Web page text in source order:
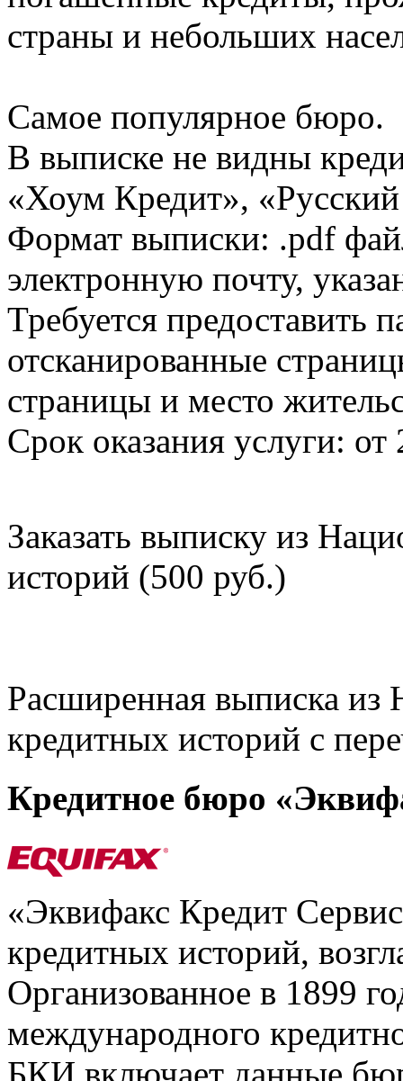
страны и небольших
Самое популярное бюро.
В выписке не видны
«Хоум Кредит»,
Формат выписки: .pdf
электронную почту,
Требуется предоставить
отсканированные
страницы и место
Срок оказания услуги: от
Заказать выписку из
историй (500 руб.)
Расширенная выписка из
кредитных историй с
Кредитное бюро
«Эквифакс Кредит
кредитных историй,
Организованное в 1899
международного
БКИ включает данные